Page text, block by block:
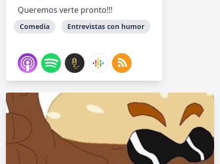
Queremos verte pronto!!!
Comedia Entrevistas con humor